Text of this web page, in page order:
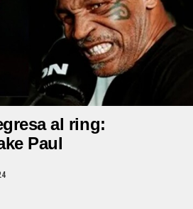
al ring:
Paul